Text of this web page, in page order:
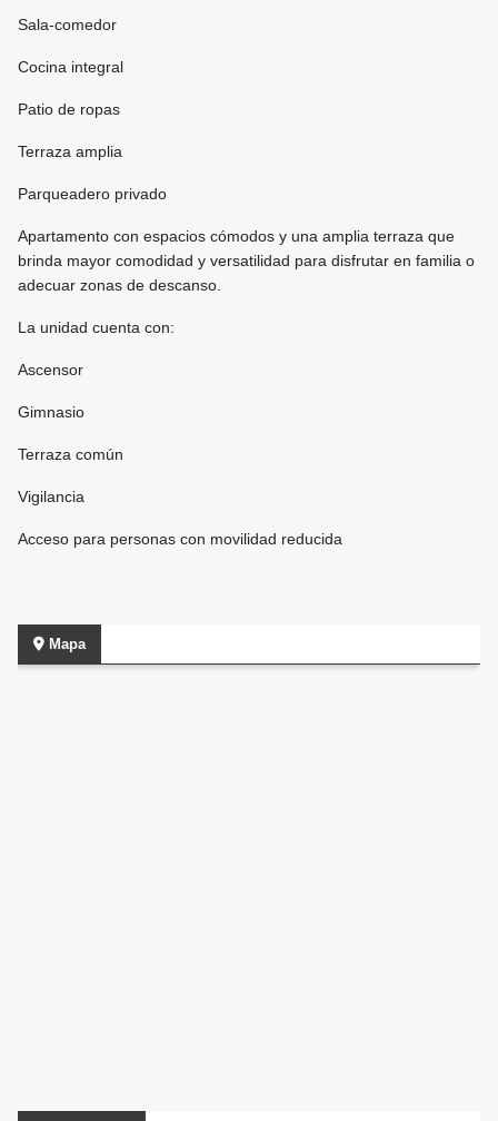
Sala-comedor
Cocina integral
Patio de ropas
Terraza amplia
Parqueadero privado
Apartamento con espacios cómodos y una amplia terraza que
brinda mayor comodidad y versatilidad para disfrutar en familia o
adecuar zonas de descanso.
La unidad cuenta con:
Ascensor
Gimnasio
Terraza común
Vigilancia
Acceso para personas con movilidad reducida
Mapa